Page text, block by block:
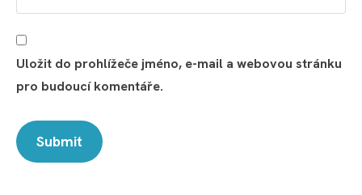
Uložit do prohlížeče jméno, e-mail a webovou stránku
pro budoucí komentáře.